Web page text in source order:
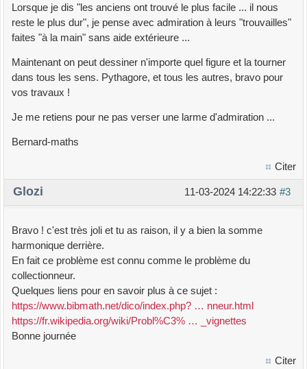
Lorsque je dis "les anciens ont trouvé le plus facile ... il nous
reste le plus dur", je pense avec admiration à leurs "trouvailles"
faites "à la main" sans aide extérieure ...
Maintenant on peut dessiner n'importe quel figure et la tourner
dans tous les sens. Pythagore, et tous les autres, bravo pour
vos travaux !
Je me retiens pour ne pas verser une larme d'admiration ...
Bernard-maths
Citer
#3
11-03-2024 14:22:33
Glozi
Bravo ! c'est très joli et tu as raison, il y a bien la somme
harmonique derrière.
En fait ce problème est connu comme le problème du
collectionneur.
Quelques liens pour en savoir plus à ce sujet :
https://www.bibmath.net/dico/index.php? … nneur.html
https://fr.wikipedia.org/wiki/Probl%C3% … _vignettes
Bonne journée
Citer